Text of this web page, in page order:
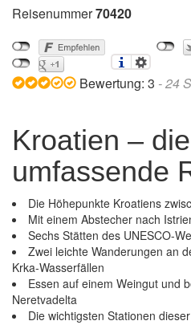
Reisenummer70420
Bewertung: 3 -24
Kroatien – die
umfassende
Die Höhepunkte Kroatiens
Mit einem Abstecher nach
Sechs Stätten des UNESCO-
Zwei leichte Wanderungen an
Krka-Wasserfällen
Essen auf einem Weingut und
Neretvadelta
Die wichtigsten Stationen